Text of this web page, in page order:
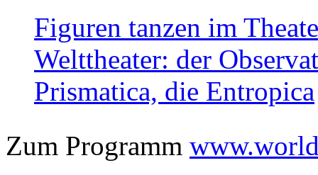
Figuren tanzen im
Welttheater: der
Prismatica, die Entropica
Zum Programm